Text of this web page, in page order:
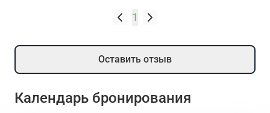
1
Оставить отзыв
Календарь бронирования